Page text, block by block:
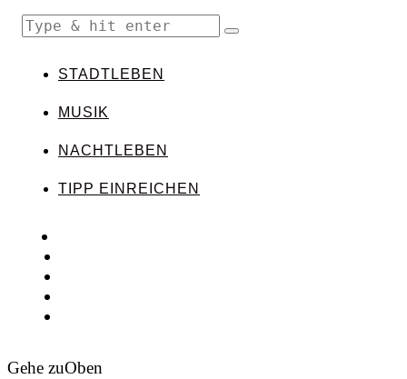
STADTLEBEN
MUSIK
NACHTLEBEN
TIPP EINREICHEN
Gehe zuOben